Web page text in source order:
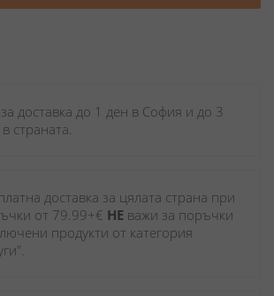
доставка до 1 ден в София и до 3
страната.
доставка за цялата страна при
от 79.99+€ НЕ важи за поръчки
продукти от категория